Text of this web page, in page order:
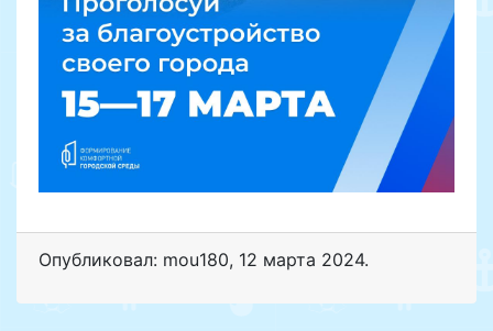
Опубликовал: mou180, 12 марта 2024.